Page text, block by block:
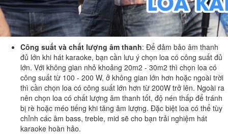
Công suất và chất lượng âm thanh: Để đảm bảo âm thanh
đủ lớn khi hát karaoke, bạn cần lưu ý chọn loa có công suất đủ
lớn. Với không gian nhỏ khoảng 20m2 - 30m2 thì chọn loa có
công suất từ 100 - 200 W, ở không gian lớn hơn hoặc ngoài trời
thì cần chọn loa có công suất lớn hơn từ 200W trở lên. Ngoài ra
nên chọn loa có chất lượng âm thanh tốt, độ nén thấp để tránh
bị rè hoặc méo tiếng khi tăng âm lượng. Đặc biệt loa có thể tùy
chỉnh các âm bass, treble, mid sẽ cho bạn trải nghiệm hát
karaoke hoàn hảo.